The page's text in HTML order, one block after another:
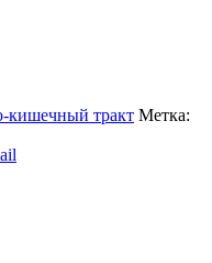
кишечный тракт Метка: